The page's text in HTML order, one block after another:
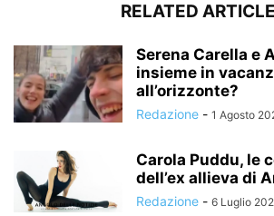
RELATED
Serena Carella e
insieme in
all’orizzonte?
Redazione - 1 Agosto
Carola Puddu, le
dell’ex allieva di
Redazione - 6 Luglio